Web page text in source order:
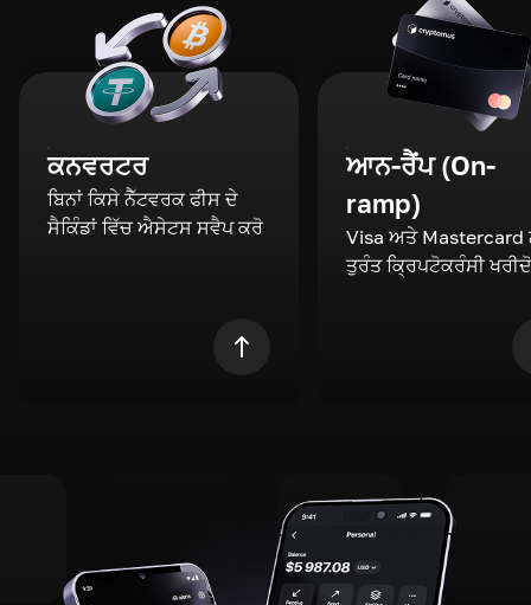
ਕਨਵਰਟਰ
ਬਿਨਾਂ ਕਿਸੇ ਨੈੱਟਵਰਕ ਫੀਸ ਦੇ
ਸੈਕਿੰਡਾਂ ਵਿੱਚ ਐਸੇਟਸ ਸਵੈਪ ਕਰੋ
ਆਨ-ਰੈਂਪ (On-
ramp)
Visa ਅਤੇ Mastercard
ਤੁਰੰਤ ਕ੍ਰਿਪਟੋਕਰੰਸੀ ਖਰੀਦੋ